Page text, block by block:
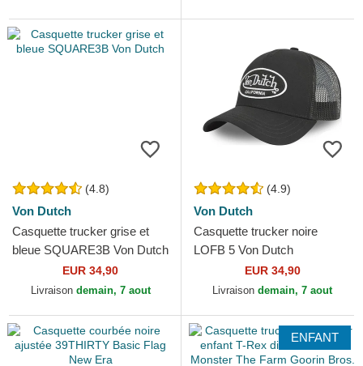
(4.8)
Von Dutch
Casquette trucker grise et
bleue SQUARE3B Von Dutch
EUR 34,90
Livraison demain, 7 aout
(4.9)
Von Dutch
Casquette trucker noire
LOFB 5 Von Dutch
EUR 34,90
Livraison demain, 7 aout
ENFANT